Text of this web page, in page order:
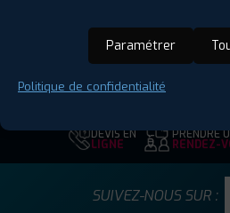
Vitesse :T
Code EAN :
DEVIS EN
LIGNE
PRENDRE
RENDEZ-
SUIVEZ-NOUS SUR :
Paramétrer
Politique de confidentialité